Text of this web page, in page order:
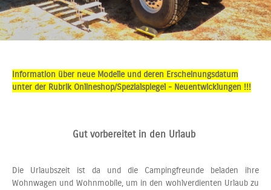
Information über neue Modelle und deren Erscheinungsdatum
unter der Rubrik Onlineshop/Spezialspiegel - Neuentwicklungen !!!
Gut vorbereitet in den Urlaub
Die Urlaubszeit ist da und die Campingfreunde beladen ihre
Wohnwagen und Wohnmobile, um in den wohlverdienten Urlaub zu